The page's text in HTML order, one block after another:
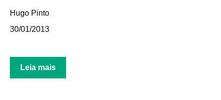
Hugo Pinto
30/01/2013
Leia mais